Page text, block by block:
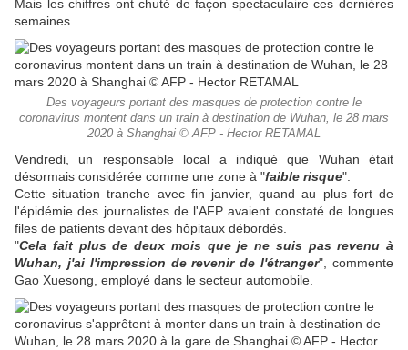
Mais les chiffres ont chuté de façon spectaculaire ces dernières
semaines.
Des voyageurs portant des masques de protection contre le
coronavirus montent dans un train à destination de Wuhan, le 28 mars
2020 à Shanghai © AFP - Hector RETAMAL
Vendredi, un responsable local a indiqué que Wuhan était
désormais considérée comme une zone à "faible risque".
Cette situation tranche avec fin janvier, quand au plus fort de
l'épidémie des journalistes de l'AFP avaient constaté de longues
files de patients devant des hôpitaux débordés.
"Cela fait plus de deux mois que je ne suis pas revenu à
Wuhan, j'ai l'impression de revenir de l'étranger", commente
Gao Xuesong, employé dans le secteur automobile.